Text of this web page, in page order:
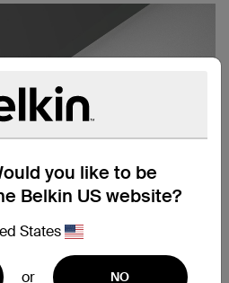
you like to be
Belkin US website?
States
or NO